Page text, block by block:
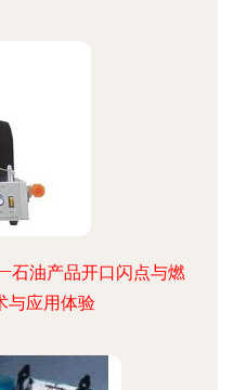
石油产品开口闪点与燃
与应用体验